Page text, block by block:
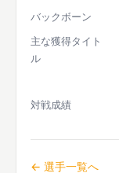
バックボーン
主な獲得タイト
ル
対戦成績
← 選手一覧へ